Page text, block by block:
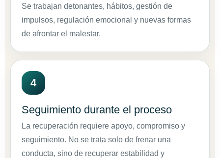
Se trabajan detonantes, hábitos, gestión de
impulsos, regulación emocional y nuevas formas
de afrontar el malestar.
Seguimiento durante el proceso
La recuperación requiere apoyo, compromiso y
seguimiento. No se trata solo de frenar una
conducta, sino de recuperar estabilidad y